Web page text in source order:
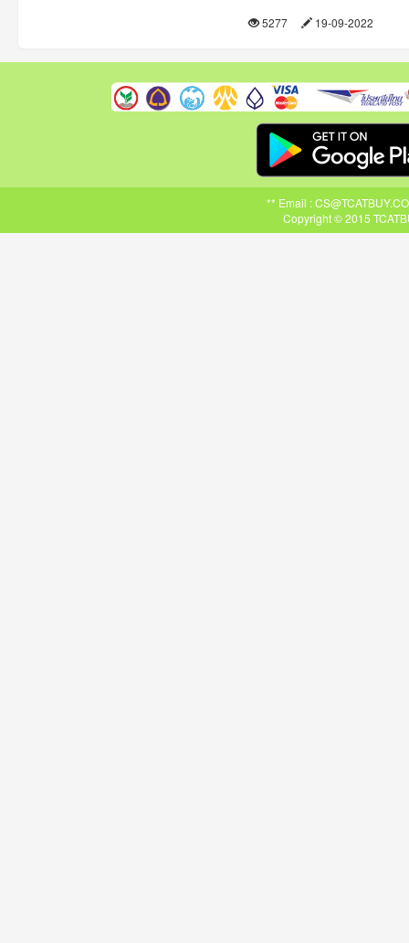
5277 19-09-2022
** Email :
Copyright © 2015